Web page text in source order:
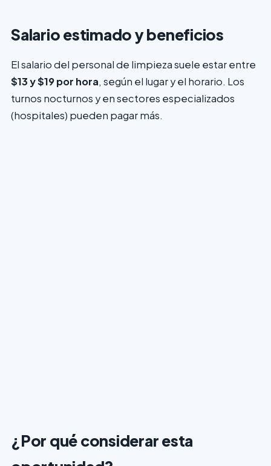
Salario estimado y beneficios
El salario del personal de limpieza suele estar entre
$13 y $19 por hora, según el lugar y el horario. Los
turnos nocturnos y en sectores especializados
(hospitales) pueden pagar más.
¿Por qué considerar esta